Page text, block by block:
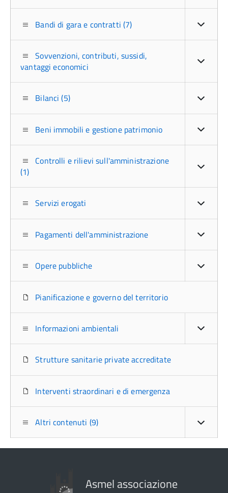
Bandi di gara e contratti (7)
Sovvenzioni, contributi, sussidi,
vantaggi economici
Bilanci (5)
Beni immobili e gestione patrimonio
Controlli e rilievi sull'amministrazione
(1)
Servizi erogati
Pagamenti dell'amministrazione
Opere pubbliche
Pianificazione e governo del territorio
Informazioni ambientali
Strutture sanitarie private accreditate
Interventi straordinari e di emergenza
Altri contenuti (9)
Asmel associazione